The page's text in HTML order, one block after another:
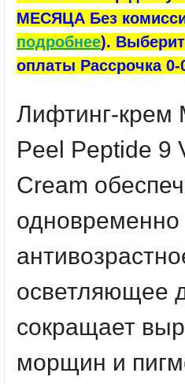
МЕСЯЦА Без
подробнее).
оплаты Рассрочка 0-
Лифтинг-крем
Peel Peptide 9
Cream
одновременно
осветляющее
сокращает
морщин и